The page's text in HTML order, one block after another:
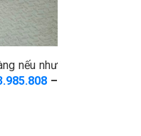
nếu như
–